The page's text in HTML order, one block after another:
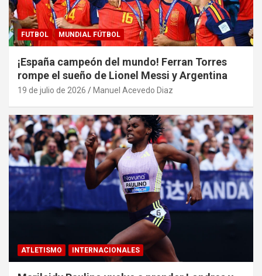
FUTBOL MUNDIAL FÚTBOL
¡España campeón del mundo! Ferran Torres
rompe el sueño de Lionel Messi y Argentina
19 de julio de 2026 Manuel Acevedo Diaz
ATLETISMO INTERNACIONALES